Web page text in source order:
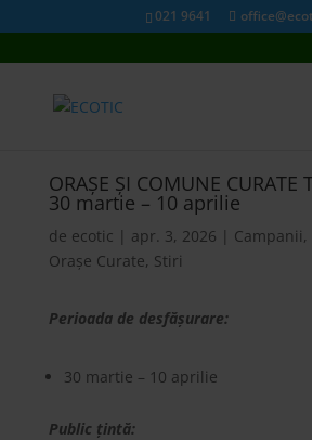
021 9641
ORAȘE ȘI COMUNE CURATE
30 martie – 10 aprilie
de ecotic | apr. 3, 2026 | Campanii,
Orașe Curate, Stiri
Perioada de desfășurare:
30 martie – 10 aprilie
Public țintă: